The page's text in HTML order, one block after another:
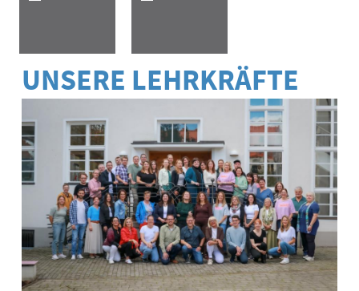
UNSERE LEHRKRÄFTE